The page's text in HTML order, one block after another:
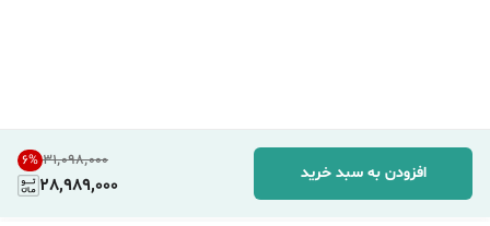
۳۱٬۰۹۸٬۰۰۰ 6%
28,989,000
افزودن به سبد خرید